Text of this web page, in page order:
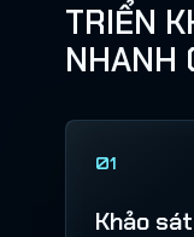
TRIỂN
NHANH
01
Khảo sát